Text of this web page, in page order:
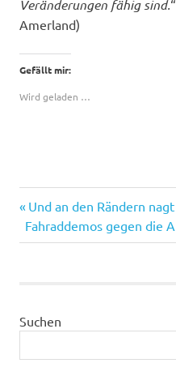
Veränderungen fähig sind.
Amerland)
Gefällt mir:
Wird geladen …
Vorheriger
Beitrag:
Und an den Rändern
Nächster
Beitrag:
Fahraddemos gegen die
Suchen